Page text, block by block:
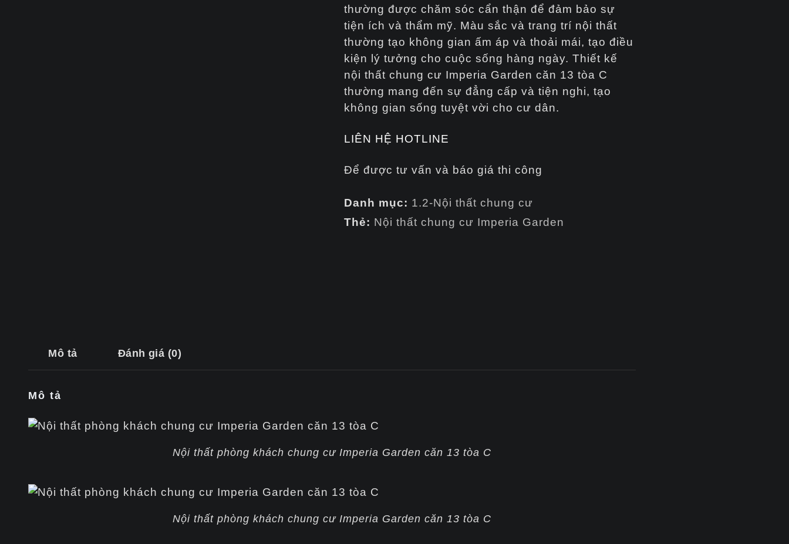
thường được chăm sóc cẩn thận để đảm bảo sự
tiện ích và thẩm mỹ. Màu sắc và trang trí nội thất
thường tạo không gian ấm áp và thoải mái, tạo điều
kiện lý tưởng cho cuộc sống hàng ngày. Thiết kế
nội thất chung cư Imperia Garden căn 13 tòa C
thường mang đến sự đẳng cấp và tiện nghi, tạo
không gian sống tuyệt vời cho cư dân.
LIÊN HỆ HOTLINE
Để được tư vấn và báo giá thi công
Danh mục: 1.2-Nội thất chung cư
Thẻ: Nội thất chung cư Imperia Garden
Mô tả Đánh giá (0)
Mô tả
Nội thất phòng khách chung cư Imperia Garden căn 13 tòa C
Nội thất phòng khách chung cư Imperia Garden căn 13 tòa C